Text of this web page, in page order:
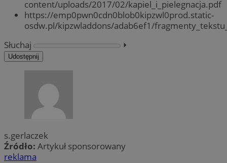
content/uploads/2017/02/kapiel_i_pielegnacja.pdf
https://emp0pwn0cdn0blob0kipzwl0prod.static-
osdw.pl/kipzwladdons/adab6ef1/
Słuchaj
⏵︎
Udostępnij
s.gerlaczek
Źródło: Artykuł sponsorowany
reklama